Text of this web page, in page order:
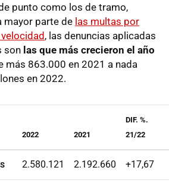
punto como los de tramo,
mayor parte de las multas por
, las denuncias aplicadas
son las que más crecieron el año
más 863.000 en 2021 a nada
en 2022.
2022 2021
DIF. %.
21/22
2.580.121 2.192.660 +17,67